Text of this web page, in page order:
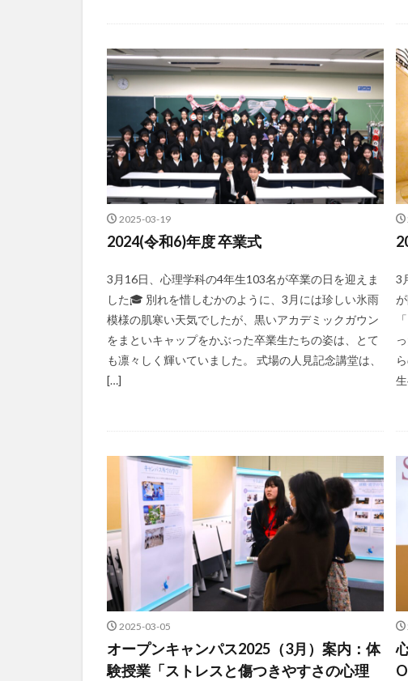
2025-03-19
2024(令和6)年度 卒業式
3月16日、心理学科の4年生103名が卒業の日を迎えま
した🎓 別れを惜しむかのように、3月には珍しい氷雨
模様の肌寒い天気でしたが、黒いアカデミックガウン
をまといキャップをかぶった卒業生たちの姿は、とて
も凛々しく輝いていました。 式場の人見記念講堂は、
[…]
3
2025-03-05
オープンキャンパス2025（3月）案内：体
験授業「ストレスと傷つきやすさの心理